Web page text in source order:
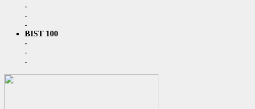
-
-
-
BIST 100
-
-
-